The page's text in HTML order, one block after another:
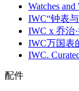
Watches
IWC“钟表
IWC x 乔治
IWC万国表
IWC.
配件